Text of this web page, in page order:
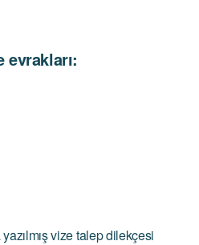
vize talep dilekçesi